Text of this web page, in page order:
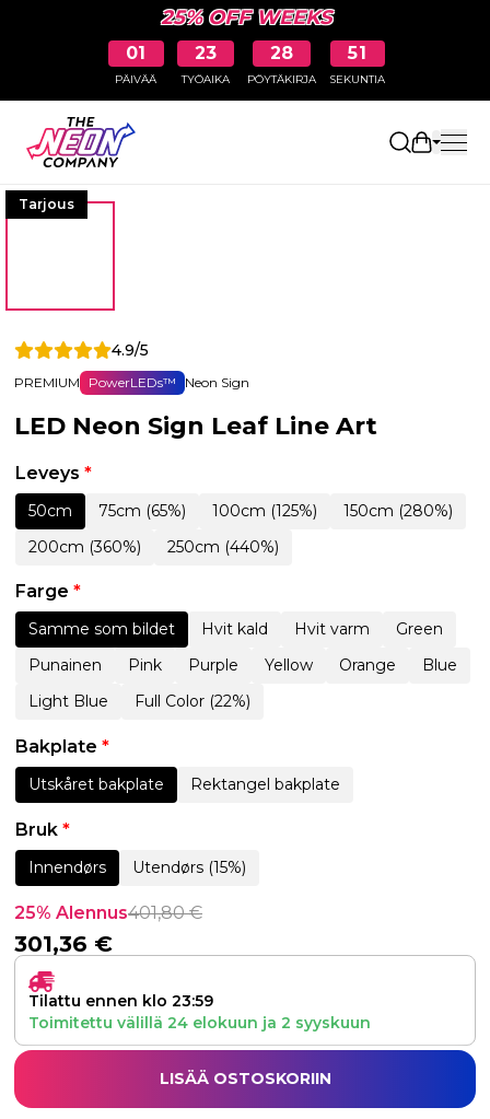
25% OFF WEEKS
01
PÄIVÄÄ
23
TYÖAIKA
28
PÖYTÄKIRJA
51
SEKUNTIA
Avaa
Tarjous
4.9/5
PREMIUM PowerLEDs™ Neon Sign
LED Neon Sign Leaf Line Art
Leveys *
50cm 75cm (65%) 100cm (125%)
150cm (280%)
200cm (360%)
250cm (440%)
Farge *
Samme som bildet Hvit kald Hvit varm
Green
Punainen
Pink Purple Yellow Orange
Blue
Light Blue
Full Color (22%)
Bakplate *
Utskåret bakplate Rektangel bakplate
Bruk *
Innendørs Utendørs (15%)
25% Alennus401,80€
301,36 €
Tilattu ennen klo 23:59
Toimitettu välillä 24 elokuun ja 2 syyskuun
LISÄÄ OSTOSKORIIN